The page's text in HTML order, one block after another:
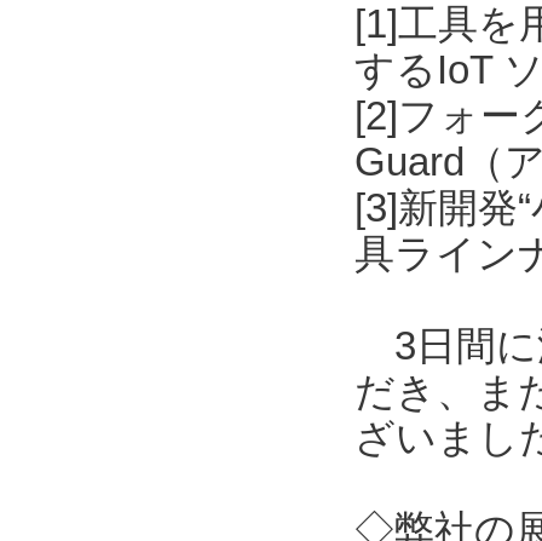
[1]工具を
するIoT
[2]フォー
Guard（
[3]新開発
具ライン
3日間に
だき、ま
ざいまし
◇弊社の